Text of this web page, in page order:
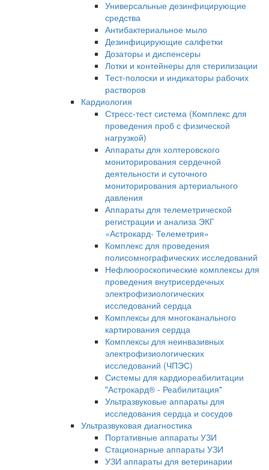
Универсальные дезинфицирующие
средства
Антибактериальное мыло
Дезинфицирующие салфетки
Дозаторы и диспенсеры
Лотки и контейнеры для стерилизации
Тест-полоски и индикаторы рабочих
растворов
Кардиология
Стресс-тест система (Комплекс для
проведения проб с физической
нагрузкой)
Аппараты для холтеровского
мониторирования сердечной
деятельности и суточного
мониторирования артериального
давления
Аппараты для телеметрической
регистрации и анализа ЭКГ
«Астрокард- Телеметрия»
Комплекс для проведения
полисомнографических исследований
Нефлюороскопические комплексы для
проведения внутрисердечных
электрофизиологических
исследований сердца
Комплексы для многоканального
картирования сердца
Комплексы для неинвазивных
электрофизиологических
исследований (ЧПЭС)
Системы для кардиореабилитации
"Астрокард® - Реабилитация"
Ультразвуковые аппараты для
исследования сердца и сосудов
Ультразвуковая диагностика
Портативные аппараты УЗИ
Стационарные аппараты УЗИ
УЗИ аппараты для ветеринарии